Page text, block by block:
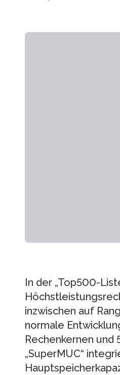
In der „Top500-
inzwischen auf
normale
Rechenkernen und
„SuperMUC“